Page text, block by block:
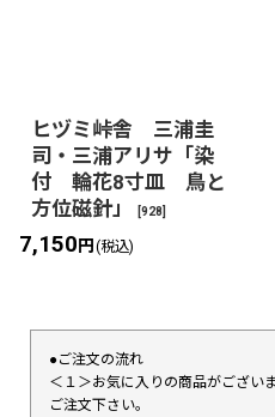
ヒヅミ峠舎 三浦圭
司・三浦アリサ「染
付 輪花8寸皿 鳥と
方位磁針」
[928]
7,150円 (税込)
●ご注文の流れ
＜１＞お気に入りの商品がござい
ご注文下さい。